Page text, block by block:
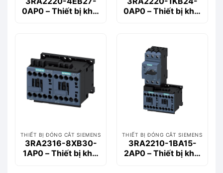
0AP0 – Thiết bị khởi
0AP0 – Thiết bị khởi
THIẾT BỊ ĐÓNG CẮT SIEMENS
3RA2316-8XB30-
1AP0 – Thiết bị khởi
THIẾT BỊ ĐÓNG CẮT SIEMENS
3RA2210-1BA15-
2AP0 – Thiết bị khởi